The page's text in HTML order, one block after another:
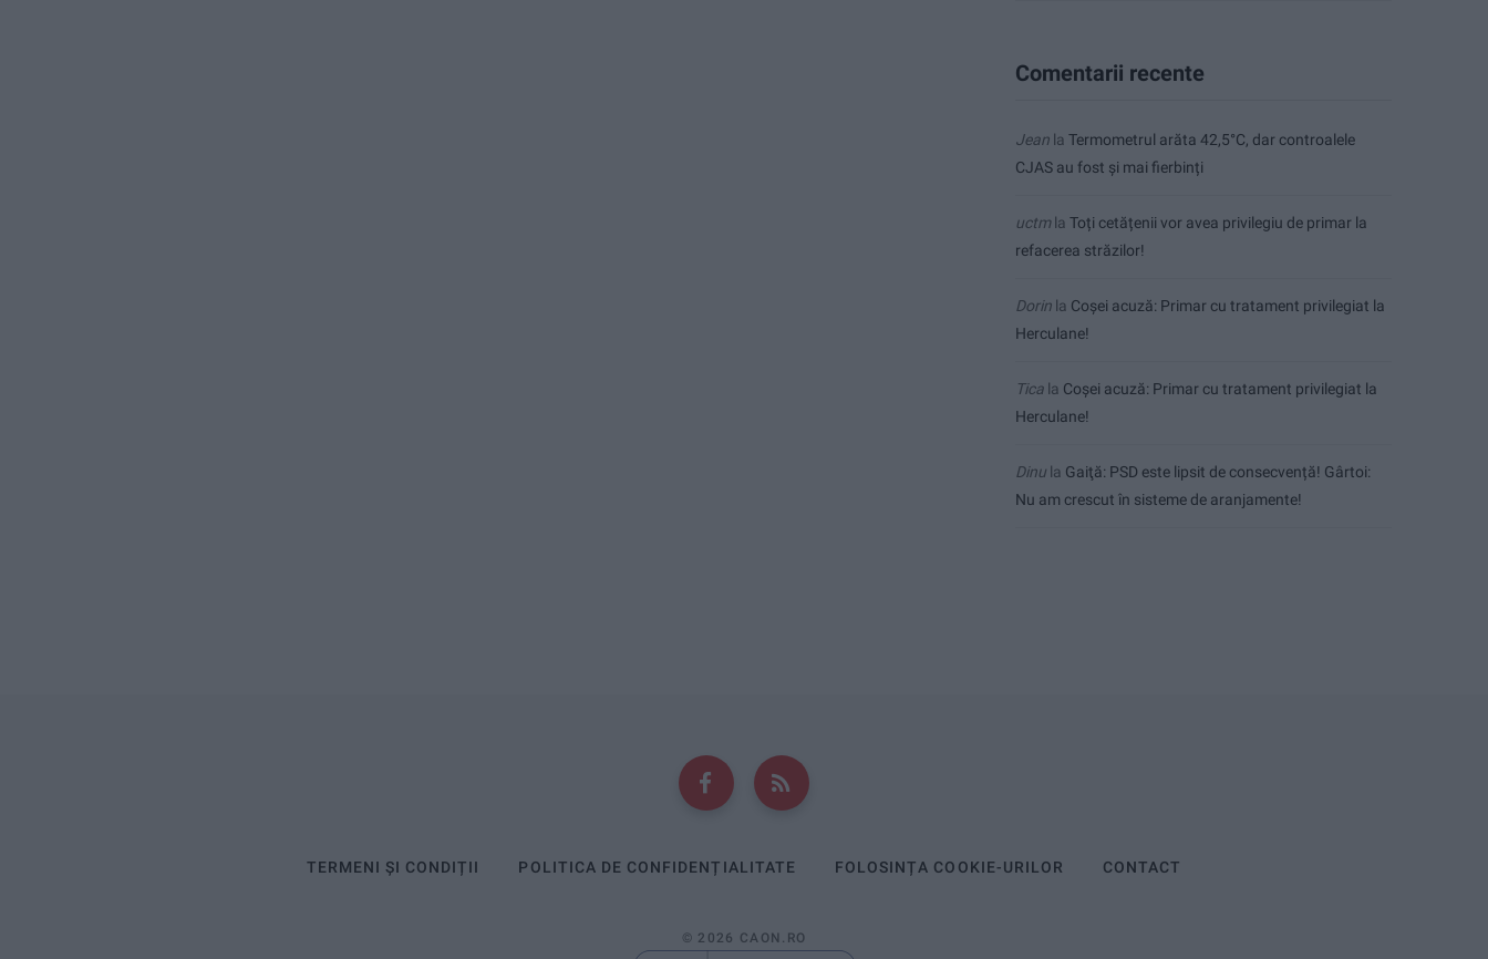
Comentarii recente
Jean la Termometrul arăta 42,5°C, dar controalele
CJAS au fost și mai fierbinți
uctmla Toți cetățenii vor avea privilegiu de primar la
refacerea străzilor!
Dorin la Coșei acuză: Primar cu tratament privilegiat la
Herculane!
Tica la Coșei acuză: Primar cu tratament privilegiat la
Herculane!
Dinu la Gaiţă: PSD este lipsit de consecvență! Gârtoi:
Nu am crescut în sisteme de aranjamente!
TERMENI ȘI CONDIȚII POLITICA DE CONFIDENȚIALITATE FOLOSINȚA COOKIE-URILOR CONTACT
© 2026 CAON.RO